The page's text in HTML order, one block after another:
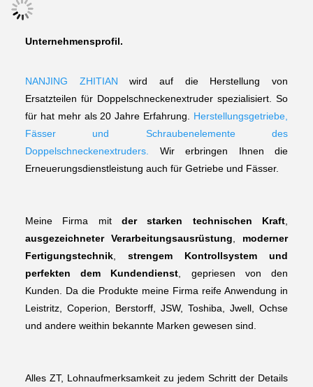
Unternehmensprofil.
NANJING ZHITIAN wird auf die Herstellung von
Ersatzteilen für Doppelschneckenextruder spezialisiert. So
für hat mehr als 20 Jahre Erfahrung. Herstellungsgetriebe,
Fässer und Schraubenelemente des
Doppelschneckenextruders. Wir erbringen Ihnen die
Erneuerungsdienstleistung auch für Getriebe und Fässer.
Meine Firma mit der starken technischen Kraft
ausgezeichneter Verarbeitungsausrüstung
moderner
Fertigungstechnik
strengem Kontrollsystem und
perfekten dem Kundendienst , gepriesen von
Kunden. Da die Produkte meine Firma reife Anwendung in
Leistritz, Coperion, Berstorff, JSW, Toshiba, Jwell, Ochse
und andere weithin bekannte Marken gewesen sind.
Alles ZT, Lohnaufmerksamkeit zu jedem Schritt der Details